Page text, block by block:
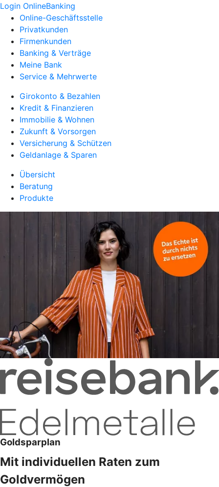
Login OnlineBanking
Online-Geschäftsstelle
Privatkunden
Firmenkunden
Banking & Verträge
Meine Bank
Service & Mehrwerte
Girokonto & Bezahlen
Kredit & Finanzieren
Immobilie & Wohnen
Zukunft & Vorsorgen
Versicherung & Schützen
Geldanlage & Sparen
Übersicht
Beratung
Produkte
Goldsparplan
Mit individuellen Raten zum
Goldvermögen